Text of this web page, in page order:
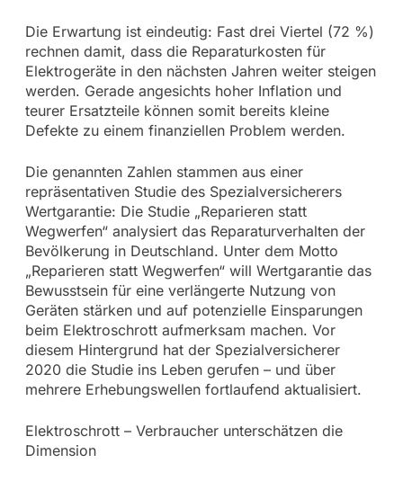
Die Erwartung ist eindeutig: Fast drei Viertel (72 %)
rechnen damit, dass die Reparaturkosten für
Elektrogeräte in den nächsten Jahren weiter steigen
werden. Gerade angesichts hoher Inflation und
teurer Ersatzteile können somit bereits kleine
Defekte zu einem finanziellen Problem werden.
Die genannten Zahlen stammen aus einer
repräsentativen Studie des Spezialversicherers
Wertgarantie: Die Studie „Reparieren statt
Wegwerfen“ analysiert das Reparaturverhalten der
Bevölkerung in Deutschland. Unter dem Motto
„Reparieren statt Wegwerfen“ will Wertgarantie das
Bewusstsein für eine verlängerte Nutzung von
Geräten stärken und auf potenzielle Einsparungen
beim Elektroschrott aufmerksam machen. Vor
diesem Hintergrund hat der Spezialversicherer
2020 die Studie ins Leben gerufen – und über
mehrere Erhebungswellen fortlaufend aktualisiert.
Elektroschrott – Verbraucher unterschätzen die
Dimension